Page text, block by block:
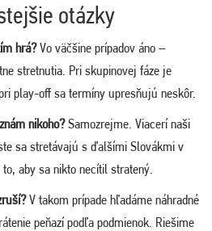
otázky
hrá?Vo väčšine prípadov áno –
stretnutia. Pri skupinovej fáze je
play-off sa termíny upresňujú neskôr.
nikoho?Samozrejme. Viacerí naši
sa stretávajú s ďalšími Slovákmi v
aby sa nikto necítil stratený.
V takom prípade hľadáme náhradné
peňazí podľa podmienok. Riešime